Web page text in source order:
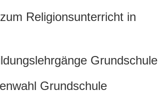
Religionsunterricht in
Grundschule
Grundschule